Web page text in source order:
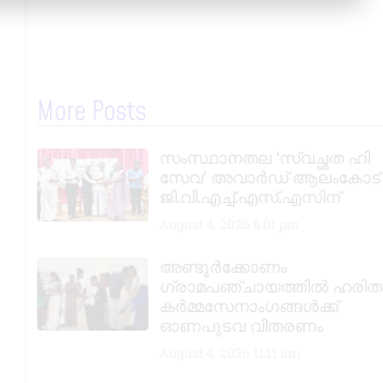
More Posts
സംസ്ഥാനതല ‘സ്വച്ഛത ഹി
സേവ’ അവാർഡ് ആലംകോട്
ജി.വി.എച്ച്.എസ്.എസിന്
അണ്ടൂർക്കോണം
ഗ്രാമപഞ്ചായത്തിൽ ഹരിത
കർമ്മസേനാംഗങ്ങൾക്ക്
ഓണപുടവ വിതരണം